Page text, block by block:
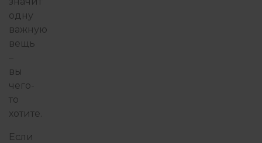
одну
важную
вещь
–
вы
чего-
то
хотите.
Если